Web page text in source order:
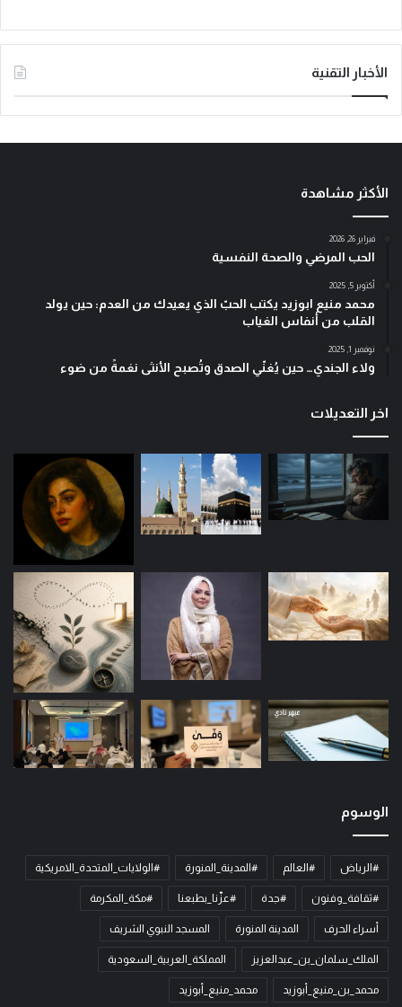
الأخبار التقنية
الأكثر مشاهدة
فبراير 26, 2026
الحب المرضي والصحة النفسية
أكتوبر 5, 2025
محمد منيع ابوزيد يكتب الحبّ الذي يعيدك من العدم: حين يولد
القلب من أنفاس الغياب
نوفمبر 1, 2025
ولاء الجندي… حين يُغنّي الصدق وتُصبح الأنثى نغمةً من ضوء
اخر التعديلات
الوسوم
#الرياض #العالم #المدينة_المنورة #الولايات_المتحدة_الامريكية
#ثقافة_وفنون #جدة #عزّنا_بطبعنا #مكة_المكرمة
أسراء الحرف المدينة المنورة المسجد النبوي الشريف
الملك_سلمان_بن_عبدالعزيز المملكة_العربية_السعودية
محمد_بن_منيع_أبوزيد محمد_منيع_أبوزيد